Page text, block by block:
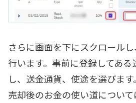
さらに画面を下にスクロール
行います。事前に登録してあ
し、送金通貨、使途を選びます。
売却後のお金の使い道につい